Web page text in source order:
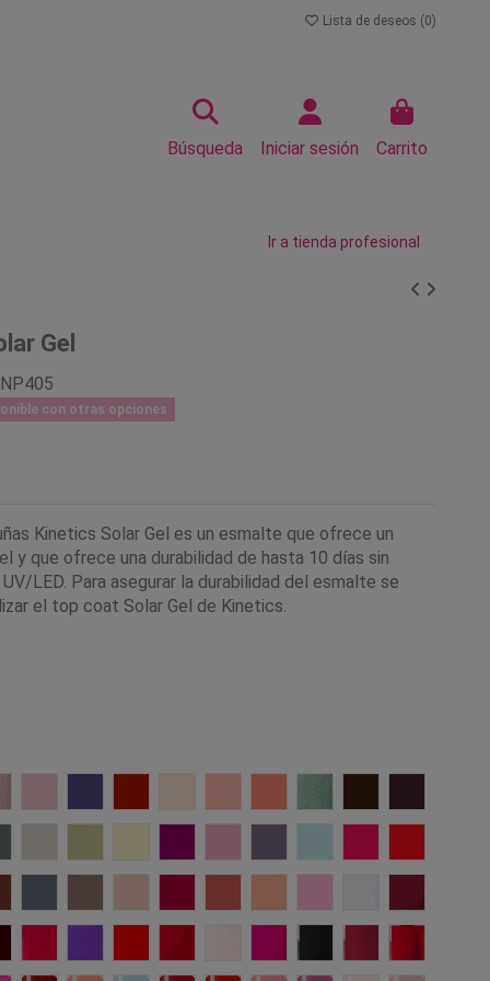
Lista de deseos (0)
Búsqueda Iniciar sesión Carrito
Ir a tienda profesional
Gel
con otras opciones
Kinetics Solar Gel es un esmalte que ofrece un
y que ofrece una durabilidad de hasta 10 días sin
LED. Para asegurar la durabilidad del esmalte se
el top coat Solar Gel de Kinetics.
335 One Night Girl
313 Giselle208 Jazz Lips188 Jet Black
077 Imperial